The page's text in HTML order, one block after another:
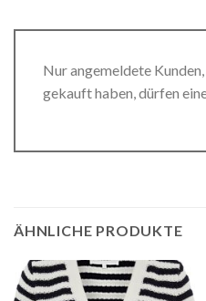
Nur angemeldete
gekauft haben, dürfen
ÄHNLICHE PRODUKTE